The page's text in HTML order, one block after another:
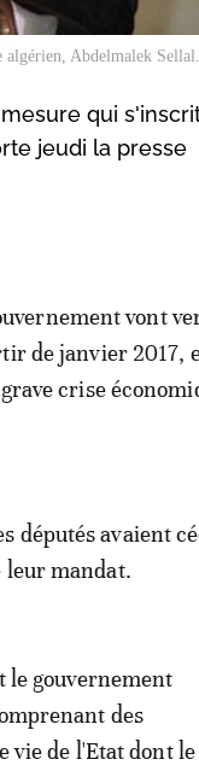
algérien, Abdelmalek
qui
jeudi la presse
vont
de janvier 2017,
crise
députés avaient
leur mandat.
le gouvernement
des
vie de l'Etat dont le